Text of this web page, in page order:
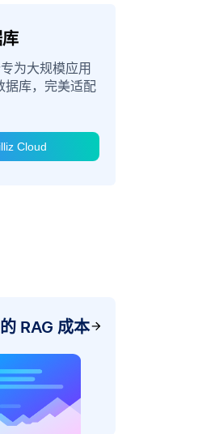
为大规模应用
据库，完美适配
Cloud
RAG 成本